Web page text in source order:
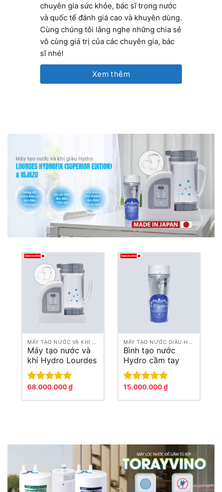
chuyên gia sức khỏe, bác sĩ trong nước
và quốc tế đánh giá cao và khuyên dùng.
Cùng chúng tôi lắng nghe những chia sẻ
vô cùng giá trị của các chuyên gia, bác
sĩ nhé!
Xem thêm
Máy tạo nước và
khí Hydro Lourdes
Hydrofix (Superior
Edition)
Được xếp
68.000.000₫
Bình tạo nước
Hydro cầm tay
Kijazu
Được xếp
15.000.000₫